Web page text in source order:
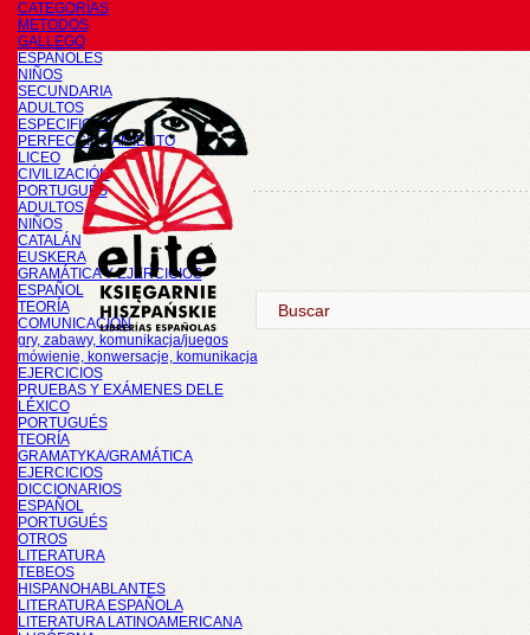
CATEGORÍAS
METODOS
GALLEGO
ESPAÑOLES
NIÑOS
SECUNDARIA
ADULTOS
ESPECIFICOS
PERFECCIONAMIENTO
LICEO
CIVILIZACIÓN
PORTUGUÉS
ADULTOS
NIÑOS
CATALÁN
EUSKERA
GRAMÁTICA Y EJERCICIOS
ESPAÑOL
TEORÍA
COMUNICACIÓN
gry, zabawy, komunikacja/juegos
mówienie, konwersacje, komunikacja
EJERCICIOS
PRUEBAS Y EXÁMENES DELE
LÉXICO
PORTUGUÉS
TEORÍA
GRAMATYKA/GRAMÁTICA
EJERCICIOS
DICCIONARIOS
ESPAÑOL
PORTUGUÉS
OTROS
LITERATURA
TEBEOS
HISPANOHABLANTES
LITERATURA ESPAÑOLA
LITERATURA LATINOAMERICANA